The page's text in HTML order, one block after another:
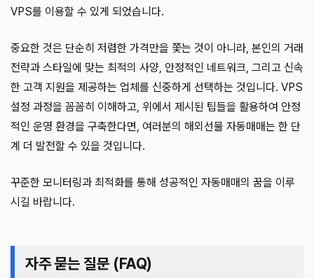
VPS를 이용할 수 있게 되었습니다.
중요한 것은 단순히 저렴한 가격만을 쫓는 것이 아니라, 본인의 거래
전략과 스타일에 맞는 최적의 사양, 안정적인 네트워크, 그리고 신속
한 고객 지원을 제공하는 업체를 신중하게 선택하는 것입니다. VPS
설정 과정을 꼼꼼히 이해하고, 위에서 제시된 팁들을 활용하여 안정
적인 운영 환경을 구축한다면, 여러분의 해외선물 자동매매는 한 단
계 더 발전할 수 있을 것입니다.
꾸준한 모니터링과 최적화를 통해 성공적인 자동매매의 꿈을 이루
시길 바랍니다.
자주 묻는 질문 (FAQ)